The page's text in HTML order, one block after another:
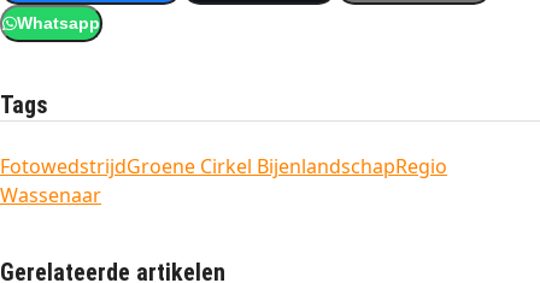
Whatsapp
Tags
FotowedstrijdGroene Cirkel BijenlandschapRegio
Wassenaar
Gerelateerde artikelen